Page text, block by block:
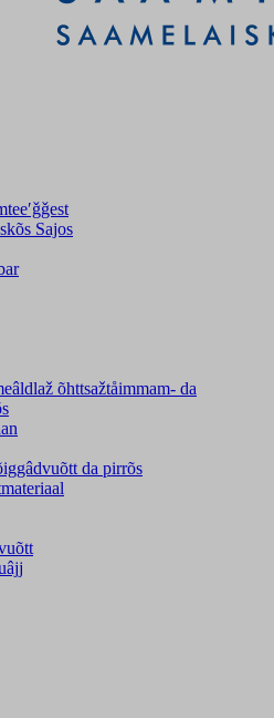
Sajos
õhttsažtåimmam- da
da pirrõs